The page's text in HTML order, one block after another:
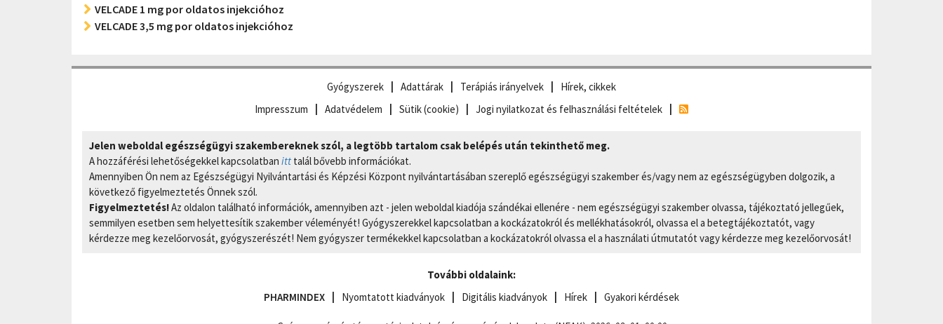
VELCADE 1 mg por oldatos injekcióhoz
VELCADE 3,5 mg por oldatos injekcióhoz
Gyógyszerek Adattárak Terápiás irányelvek
Hírek, cikkek
Impresszum
Adatvédelem Sütik (cookie) Jogi nyilatkozat és felhasználási feltételek
Jelen weboldal egészségügyi szakembereknek szól, a legtöbb tartalom csak belépés után tekinthető meg.
A hozzáférési lehetőségekkel kapcsolatban itt talál bővebb információkat.
Amennyiben Ön nem az Egészségügyi Nyilvántartási és Képzési Központ nyilvántartásában szereplő egészségügyi szakember és/vagy nem az egészségügyben dolgozik, a
következő figyelmeztetés Önnek szól.
Figyelmeztetés!Az oldalon található információk, amennyiben azt - jelen weboldal kiadója szándékai ellenére - nem egészségügyi szakember olvassa, tájékoztató jellegűek,
semmilyen esetben sem helyettesítik szakember véleményét! Gyógyszerekkel kapcsolatban a kockázatokról és mellékhatásokról, olvassa el a betegtájékoztatót, vagy
kérdezze meg kezelőorvosát, gyógyszerészét! Nem gyógyszer termékekkel kapcsolatban a kockázatokról olvassa el a használati útmutatót vagy kérdezze meg kezelőorvosát!
További oldalaink:
PHARMINDEX
Nyomtatott kiadványok Digitális kiadványok Hírek Gyakori kérdések